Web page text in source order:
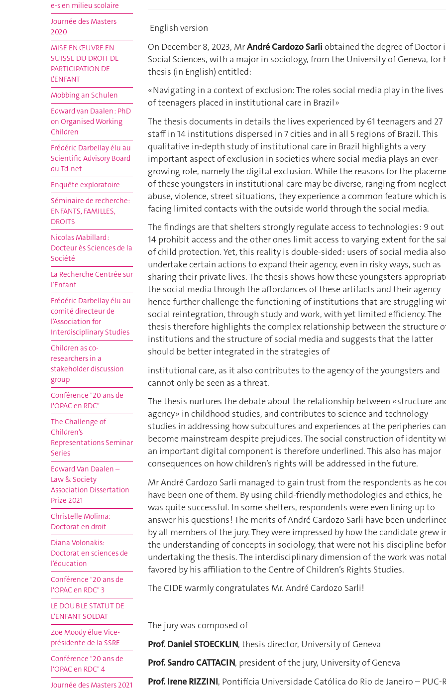
e-s en milieu scolaire
Journée des Masters
2020
MISE EN ŒUVRE EN
SUISSE DU DROIT DE
PARTICIPATION DE
L’ENFANT
Mobbing an Schulen
Edward van Daalen : PhD
on Organised Working
Children
Frédéric Darbellay élu au
Scientific Advisory Board
du Td-net
Enquête exploratoire
Séminaire de recherche:
ENFANTS, FAMILLES,
DROITS
Nicolas Mabillard :
Docteur ès Sciences de la
Société
La Recherche Centrée sur
l’Enfant
Frédéric Darbellay élu au
comité directeur de
l’Association for
Interdisciplinary Studies
Children as co-
researchers in a
stakeholder discussion
group
Conférence "20 ans de
l'OPAC en RDC"
The Challenge of
Children’s
Representations Seminar
Series
Edward Van Daalen –
Law & Society
Association Dissertation
Prize 2021
Christelle Molima:
Doctorat en droit
Diana Volonakis:
Doctorat en sciences de
l’éducation
Conférence "20 ans de
l'OPAC en RDC" 3
LE DOUBLE STATUT DE
L'ENFANT SOLDAT
Zoe Moody élue Vice-
présidente de la SSRE
Conférence "20 ans de
l'OPAC en RDC" 4
Journée des Masters 2021
English version
On December 8, 2023, MrAndré Cardozo Sarli obtained the degree of Doctor
Social Sciences, with a major in sociology, from the University of Geneva, for
thesis (in English) entitled:
« Navigating in a context of exclusion: The roles social media play in the lives
of teenagers placed in institutional care in Brazil »
The thesis documents in details the lives experienced by 61 teenagers and 27
staff in 14 institutions dispersed in 7 cities and in all 5 regions of Brazil. This
qualitative in-depth study of institutional care in Brazil highlights a very
important aspect of exclusion in societies where social media plays an ever-
growing role, namely the digital exclusion. While the reasons for the
of these youngsters in institutional care may be diverse, ranging from
abuse, violence, street situations, they experience a common feature which is
facing limited contacts with the outside world through the social media.
The findings are that shelters strongly regulate access to technologies : 9
14 prohibit access and the other ones limit access to varying extent for the
of child protection. Yet, this reality is double-sided : users of social media also
undertake certain actions to expand their agency, even in risky ways, such as
sharing their private lives. The thesis shows how these youngsters
the social media through the affordances of these artifacts and their agency
hence further challenge the functioning of institutions that are struggling
social reintegration, through study and work, with yet limited efficiency. The
thesis therefore highlights the complex relationship between the structure
institutions and the structure of social media and suggests that the latter
should be better integrated in the strategies of
institutional care, as it also contributes to the agency of the youngsters and
cannot only be seen as a threat.
The thesis nurtures the debate about the relationship between « structure
agency » in childhood studies, and contributes to science and technology
studies in addressing how subcultures and experiences at the peripheries can
become mainstream despite prejudices. The social construction of identity
an important digital component is therefore underlined. This also has major
consequences on how children’s rights will be addressed in the future.
Mr André Cardozo Sarli managed to gain trust from the respondents as he
have been one of them. By using child-friendly methodologies and ethics, he
was quite successful. In some shelters, respondents were even lining up to
answer his questions ! The merits of André Cardozo Sarli have been
by all members of the jury. They were impressed by how the candidate grew
the understanding of concepts in sociology, that were not his discipline
undertaking the thesis. The interdisciplinary dimension of the work was
favored by his affiliation to the Centre of Children’s Rights Studies.
The CIDE warmly congratulates Mr. André Cardozo Sarli!
The jury was composed of
Prof. Daniel STOECKLIN, thesis director, University of Geneva
Prof. Sandro CATTACIN, president of the jury, University of Geneva
Prof. Irene RIZZINI, Pontifícia Universidade Católica do Rio de Janeiro – PUC-